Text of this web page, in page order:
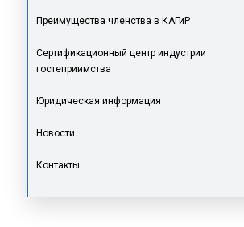
Преимущества членства в КАГиР
Сертификационный центр индустрии
гостеприимства
Юридическая информация
Новости
Контакты